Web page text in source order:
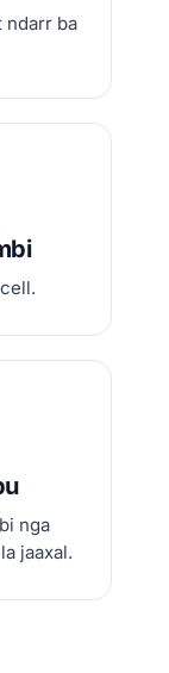
ndarr ba
nga
jaaxal.